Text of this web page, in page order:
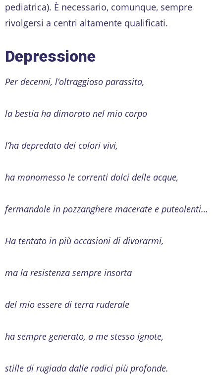
pediatrica). È necessario, comunque, sempre
rivolgersi a centri altamente qualificati.
Depressione
Per decenni, l’oltraggioso parassita,
la bestia ha dimorato nel mio corpo
l’ha depredato dei colori vivi,
ha manomesso le correnti dolci delle acque,
fermandole in pozzanghere macerate e puteolenti…
Ha tentato in più occasioni di divorarmi,
ma la resistenza sempre insorta
del mio essere di terra ruderale
ha sempre generato, a me stesso ignote,
stille di rugiada dalle radici più profonde.